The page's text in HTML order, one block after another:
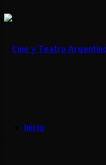
Inicio